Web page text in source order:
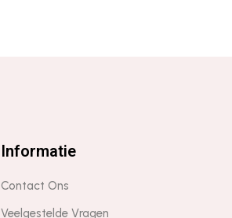
Informatie
Contact Ons
Veelgestelde Vragen